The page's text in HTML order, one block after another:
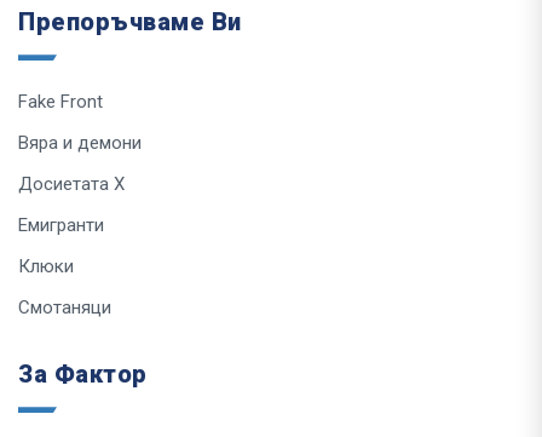
Препоръчваме Ви
Fake Front
Вяра и демони
Досиетата Х
Емигранти
Клюки
Смотаняци
За Фактор